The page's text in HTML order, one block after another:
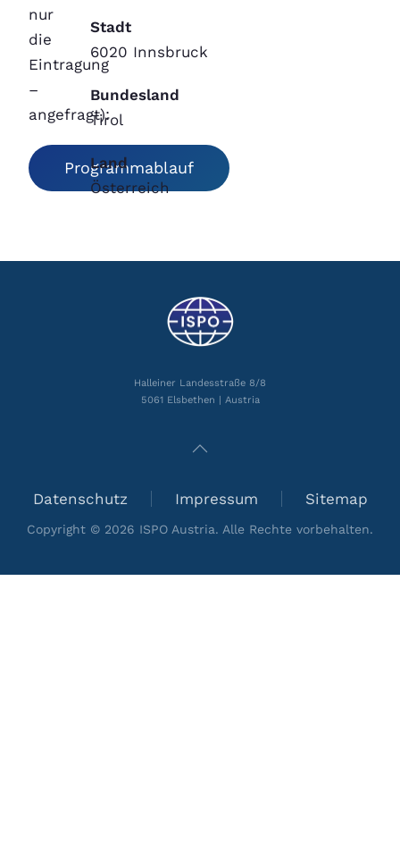
nur
die
Eintragung
–
angefragt):
Programmablauf
Stadt
6020 Innsbruck
Bundesland
Tirol
Land
Österreich
Halleiner Landesstraße 8/8
5061 Elsbethen | Austria
Datenschutz Impressum Sitemap
Copyright © 2026 ISPO Austria. Alle Rechte vorbehalten.